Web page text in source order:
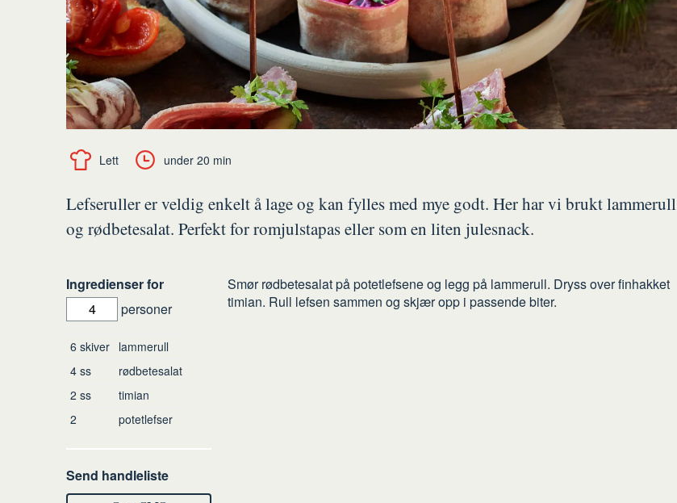
Lett under 20 min
Lefseruller er veldig enkelt å lage og kan fylles med mye godt. Her har vi brukt lammerull
og rødbetesalat. Perfekt for romjulstapas eller som en liten julesnack.
Ingredienser for
personer
Ingredienser
6 skiver lammerull
4 ss
rødbetesalat
2 ss
timian
2
potetlefser
Send handleliste
Slik
gjør
Smør rødbetesalat på potetlefsene og legg på lammerull. Dryss over finhakket
timian. Rull lefsen sammen og skjær opp i passende biter.